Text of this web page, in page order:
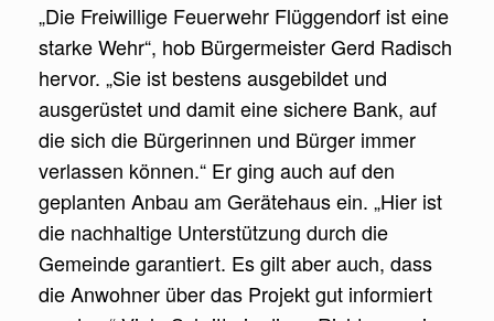
„Die Freiwillige Feuerwehr Flüggendorf ist eine
starke Wehr“, hob Bürgermeister Gerd Radisch
hervor. „Sie ist bestens ausgebildet und
ausgerüstet und damit eine sichere Bank, auf
die sich die Bürgerinnen und Bürger immer
verlassen können.“ Er ging auch auf den
geplanten Anbau am Gerätehaus ein. „Hier ist
die nachhaltige Unterstützung durch die
Gemeinde garantiert. Es gilt aber auch, dass
die Anwohner über das Projekt gut informiert